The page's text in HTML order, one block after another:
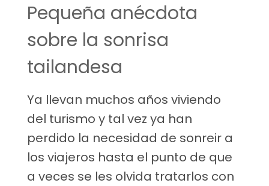
Pequeña anécdota
sobre la sonrisa
tailandesa
Ya llevan muchos años viviendo
del turismo y tal vez ya han
perdido la necesidad de sonreir a
los viajeros hasta el punto de que
a veces se les olvida tratarlos con